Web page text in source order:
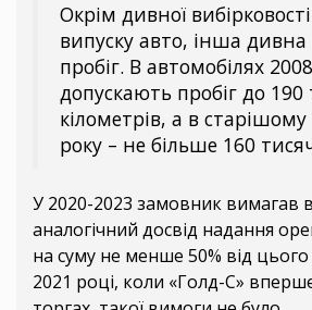
Окрім дивної
випуску авто, інша
пробіг. В автомобілях
допускають пробіг до 190
кілометрів, а в старішому
року – не більше 160
У 2020-2023 замовник вимагав
аналогічний досвід надання
на суму не менше 50% від
2021 році, коли «Голд-С»